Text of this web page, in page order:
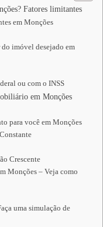
Fatores limitantes
em Monções
imóvel desejado em
ou com o INSS
em Monções
para você em Monções
Crescente
Monções – Veja como
uma simulação de